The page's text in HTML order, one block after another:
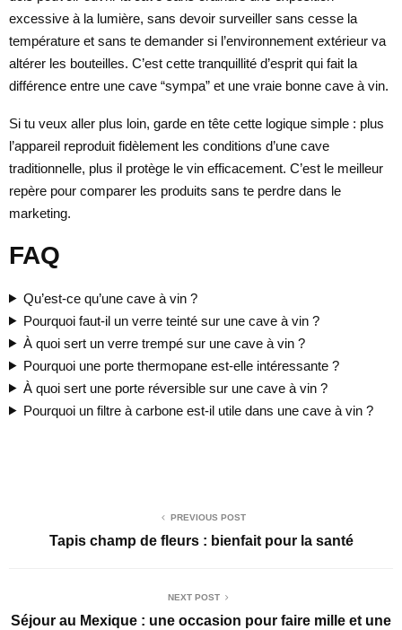
excessive à la lumière, sans devoir surveiller sans cesse la
température et sans te demander si l’environnement extérieur va
altérer les bouteilles. C’est cette tranquillité d’esprit qui fait la
différence entre une cave “sympa” et une vraie bonne cave à vin.
Si tu veux aller plus loin, garde en tête cette logique simple : plus
l’appareil reproduit fidèlement les conditions d’une cave
traditionnelle, plus il protège le vin efficacement. C’est le meilleur
repère pour comparer les produits sans te perdre dans le
marketing.
FAQ
Qu’est-ce qu’une cave à vin ?
Pourquoi faut-il un verre teinté sur une cave à vin ?
À quoi sert un verre trempé sur une cave à vin ?
Pourquoi une porte thermopane est-elle intéressante ?
À quoi sert une porte réversible sur une cave à vin ?
Pourquoi un filtre à carbone est-il utile dans une cave à vin ?
PREVIOUS POST
Tapis champ de fleurs : bienfait pour la santé
NEXT POST
Séjour au Mexique : une occasion pour faire mille et une